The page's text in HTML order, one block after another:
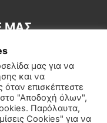
ΜΑΣ
Διεθνή Κοινωνία
μας για να
και να
όταν επισκέπτεστε
"Αποδοχή όλων",
Παρόλαυτα,
Cookies" για να